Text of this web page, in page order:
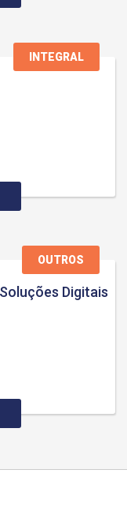
INTEGRAL
OUTROS
Digitais